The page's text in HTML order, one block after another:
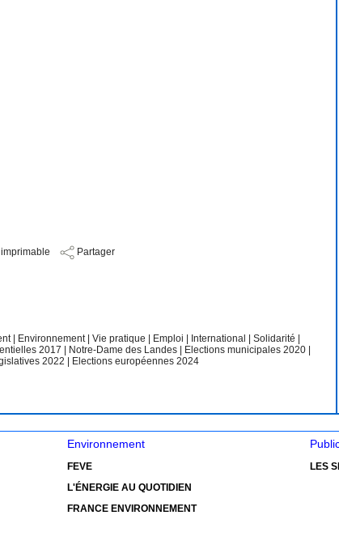
Partager
Environnement |Vie pratique Emploi International |Solidarité
2017 Notre-Dame des Landes Elections municipales 2020
2022 Elections européennes 2024
Environnement
FEVE
L'ÉNERGIE AU QUOTIDIEN
FRANCE ENVIRONNEMENT
LES